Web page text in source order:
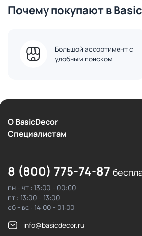
Почему покупают в
Большой ассортимент с
удобным поиском
О BasicDecor
Cпециалистам
8 (800) 775-74-87
пн - чт : 13:00 - 00:00
пт : 13:00 - 13:00
сб - вс : 14:00 - 01:00
info@basicdecor.ru